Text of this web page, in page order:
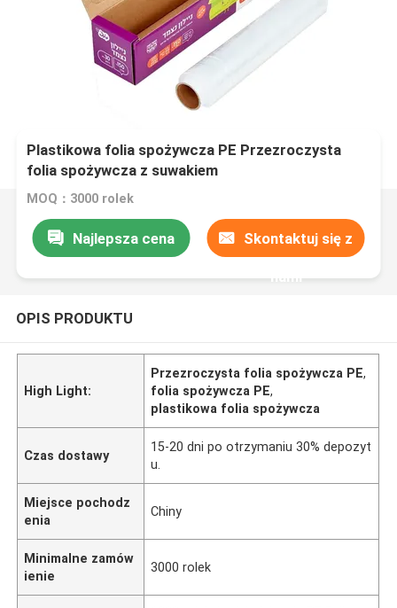
Plastikowa folia spożywcza PE Przezroczysta
folia spożywcza z suwakiem
MOQ：3000 rolek
Najlepsza cena Skontaktuj się z
nami
OPIS PRODUKTU
High Light:
Przezroczysta folia spożywcza PE,
folia spożywcza PE,
plastikowa folia spożywcza
Czas dostawy
15-20 dni po otrzymaniu 30% depozyt
u.
Miejsce pochodz
enia
Chiny
Minimalne zamów
ienie
3000 rolek